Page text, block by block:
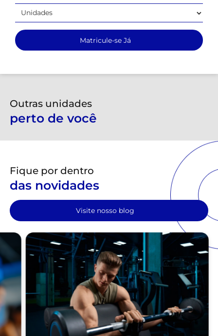
Matricule-se Já
Outras unidades
perto de você
Fique por dentro
das novidades
Visite nosso blog